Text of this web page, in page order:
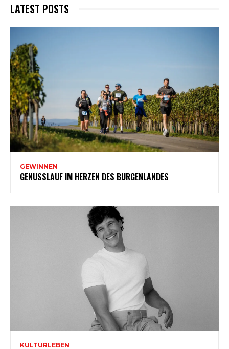
LATEST POSTS
GEWINNEN
GENUSSLAUF IM HERZEN DES BURGENLANDES
KULTURLEBEN